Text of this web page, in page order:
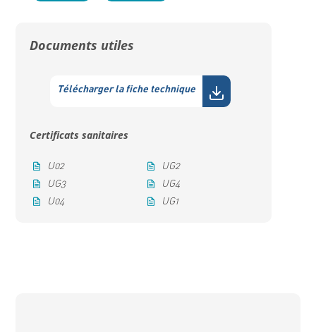
Documents utiles
Télécharger la fiche technique
Certificats sanitaires
U02
UG2
UG3
UG4
U04
UG1